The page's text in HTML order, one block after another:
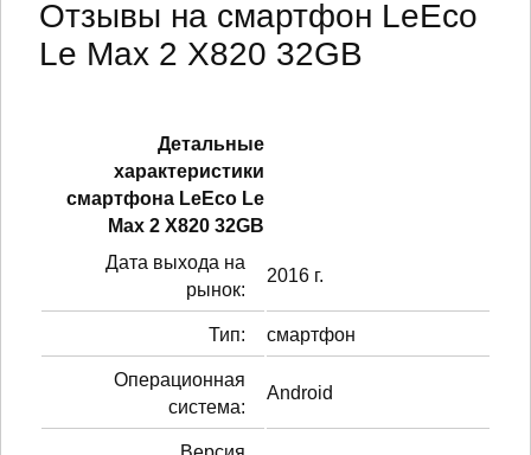
Отзывы на смартфон LeEco
Le Max 2 X820 32GB
Детальные
характеристики
смартфонa LeEco Le
Max 2 X820 32GB
Дата выхода на
рынок:
2016 г.
Тип: смартфон
Операционная
система:
Android